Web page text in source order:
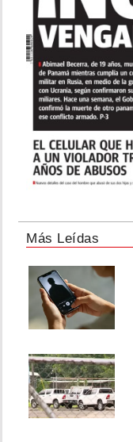
Más Leídas